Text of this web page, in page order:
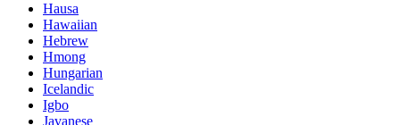
Hausa
Hawaiian
Hebrew
Hmong
Hungarian
Icelandic
Igbo
Javanese